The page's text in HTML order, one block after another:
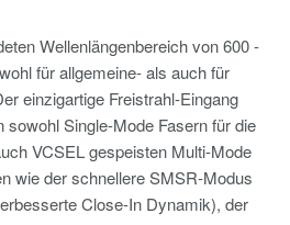
Wellenlängenbereich von 600 -
für allgemeine- als auch für
einzigartige Freistrahl-Eingang
Single-Mode Fasern für die
VCSEL gespeisten Multi-Mode
wie der schnellere SMSR-Modus
Close-In Dynamik), der